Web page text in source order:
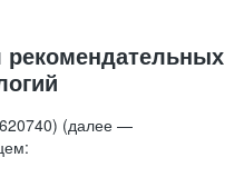
(далее —